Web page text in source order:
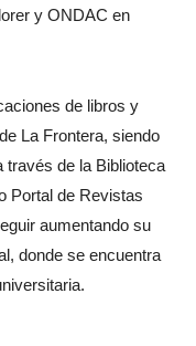
y ONDAC en
de libros y
La Frontera, siendo
través de la Biblioteca
Portal de Revistas
aumentando su
donde se encuentra